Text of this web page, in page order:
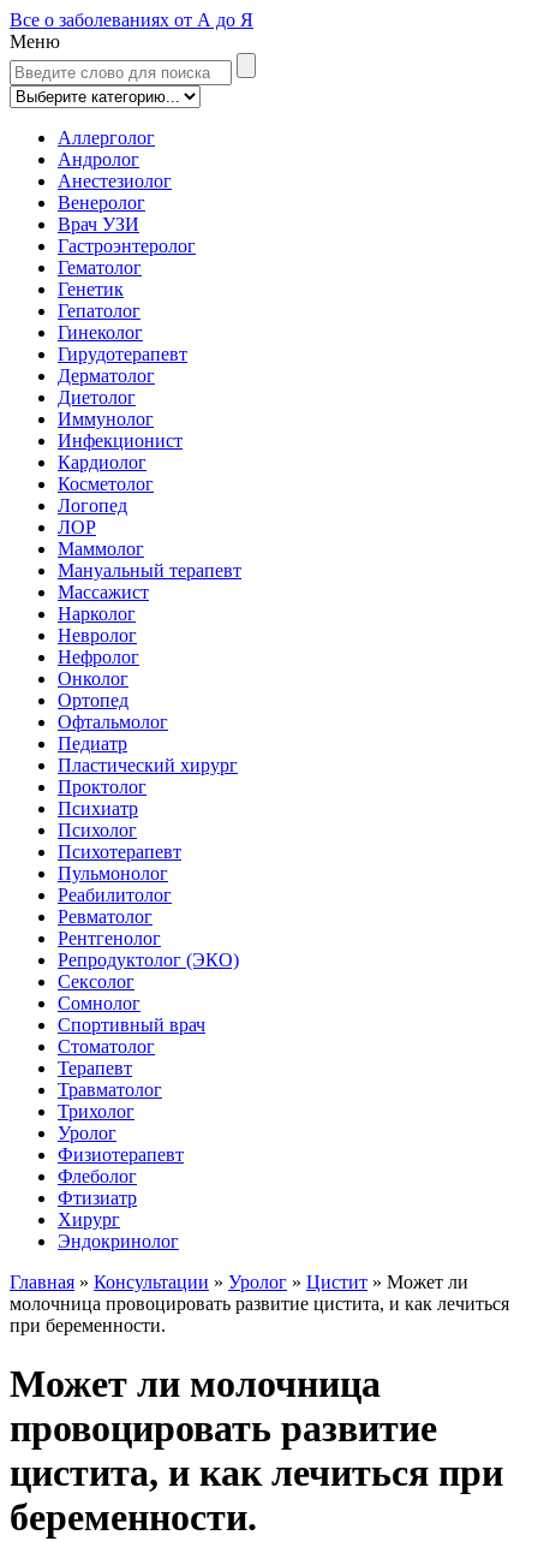
Все о заболеваниях от А до Я
Меню
Аллерголог
Андролог
Анестезиолог
Венеролог
Врач УЗИ
Гастроэнтеролог
Гематолог
Генетик
Гепатолог
Гинеколог
Гирудотерапевт
Дерматолог
Диетолог
Иммунолог
Инфекционист
Кардиолог
Косметолог
Логопед
ЛОР
Маммолог
Мануальный терапевт
Массажист
Нарколог
Невролог
Нефролог
Онколог
Ортопед
Офтальмолог
Педиатр
Пластический хирург
Проктолог
Психиатр
Психолог
Психотерапевт
Пульмонолог
Реабилитолог
Ревматолог
Рентгенолог
Репродуктолог (ЭКО)
Сексолог
Сомнолог
Спортивный врач
Стоматолог
Терапевт
Травматолог
Трихолог
Уролог
Физиотерапевт
Флеболог
Фтизиатр
Хирург
Эндокринолог
Главная » Консультации » Уролог » Цистит » Может ли
молочница провоцировать развитие цистита, и как лечиться
при беременности.
Может ли молочница
провоцировать развитие
цистита, и как лечиться при
беременности.